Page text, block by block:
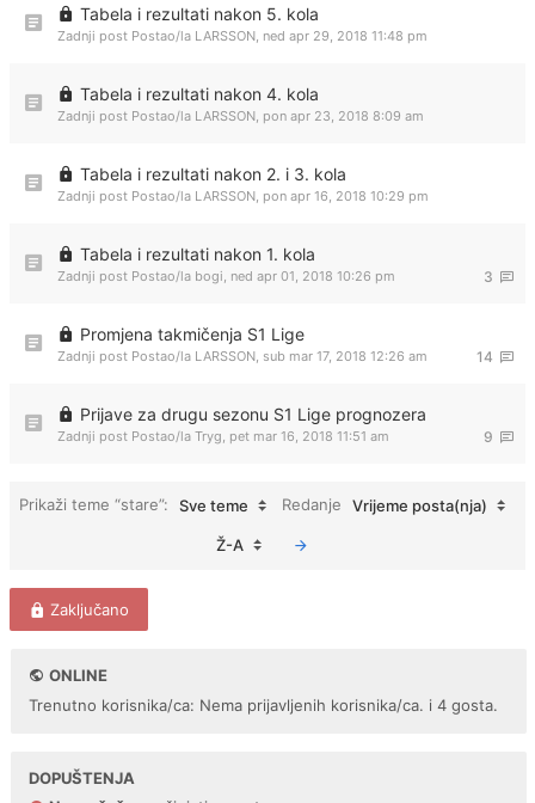
Tabela i rezultati nakon 5. kola
Zadnji post Postao/la LARSSON, ned apr 29, 2018 11:48 pm
Tabela i rezultati nakon 4. kola
Zadnji post Postao/la LARSSON, pon apr 23, 2018 8:09 am
Tabela i rezultati nakon 2. i 3. kola
Zadnji post Postao/la LARSSON, pon apr 16, 2018 10:29 pm
Tabela i rezultati nakon 1. kola
3
Zadnji post Postao/la bogi, ned apr 01, 2018 10:26 pm
Promjena takmičenja S1 Lige
14
Zadnji post Postao/la LARSSON, sub mar 17, 2018 12:26 am
Prijave za drugu sezonu S1 Lige prognozera
9
Zadnji post Postao/la Tryg, pet mar 16, 2018 11:51 am
Prikaži teme “stare”: Sve teme Redanje Vrijeme posta(nja)
Ž-A
Zaključano
ONLINE
Trenutno korisnika/ca: Nema prijavljenih korisnika/ca. i 4 gosta.
DOPUŠTENJA